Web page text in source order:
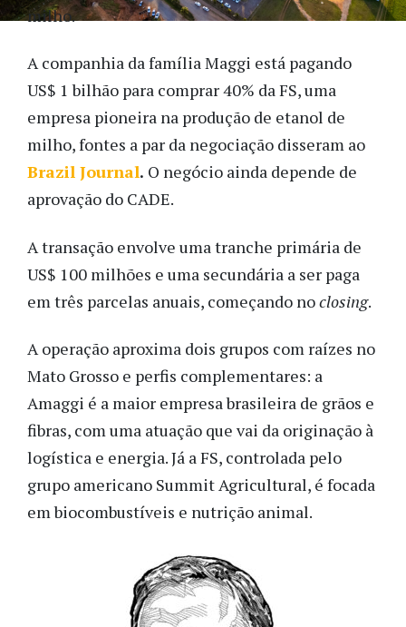
milho.
A companhia da família Maggi está pagando
US$ 1 bilhão para comprar 40% da FS, uma
empresa pioneira na produção de etanol de
milho, fontes a par da negociação disseram ao
Brazil Journal. O negócio ainda depende de
aprovação do CADE.
A transação envolve uma tranche primária de
US$ 100 milhões e uma secundária a ser paga
em três parcelas anuais, começando noclosing.
A operação aproxima dois grupos com raízes no
Mato Grosso e perfis complementares: a
Amaggi é a maior empresa brasileira de grãos e
fibras, com uma atuação que vai da originação à
logística e energia. Já a FS, controlada pelo
grupo americano Summit Agricultural, é focada
em biocombustíveis e nutrição animal.